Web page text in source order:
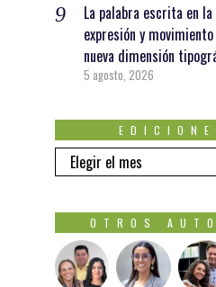
La palabra escrita en
expresión y
nueva dimensión
5 agosto, 2026
EDICIONES
OTROS